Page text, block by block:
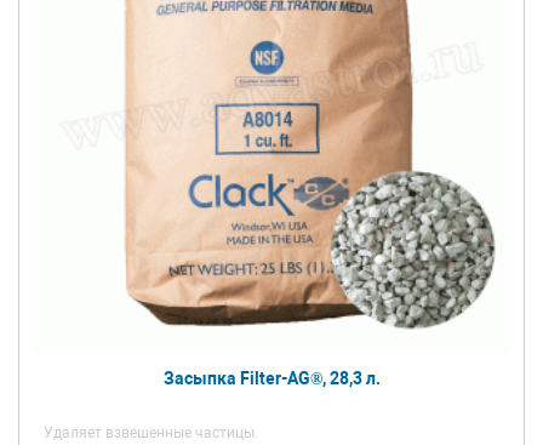
Засыпка Filter-AG®, 28,3 л.
Удаляет взвешенные частицы.